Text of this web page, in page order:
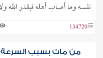
نفسه وما أصاب أهله فبقدر الله
134720
من مات بسبب السرعة